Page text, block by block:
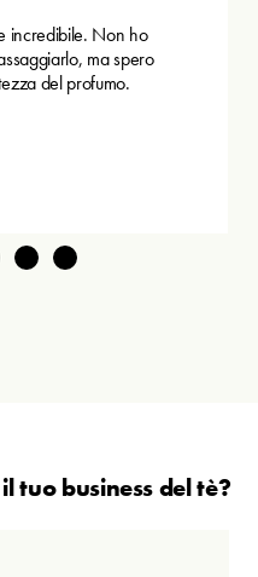
incredibile. Non ho
ma spero
del profumo.
tuo business del tè?